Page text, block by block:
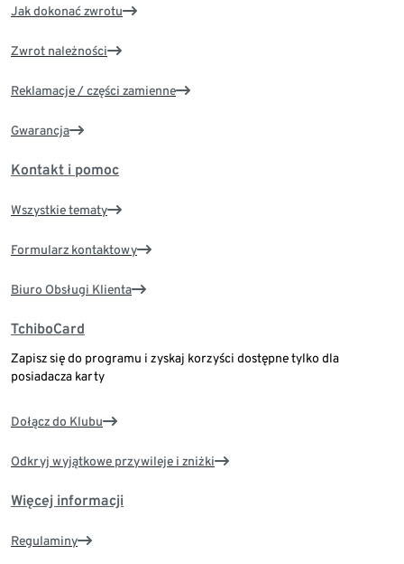
Jak dokonać zwrotu
Zwrot należności
Reklamacje / części zamienne
Gwarancja
Kontakt i pomoc
Wszystkie tematy
Formularz kontaktowy
Biuro Obsługi Klienta
TchiboCard
Zapisz się do programu i zyskaj korzyści dostępne tylko dla
posiadacza karty
Dołącz do Klubu
Odkryj wyjątkowe przywileje i zniżki
Więcej informacji
Regulaminy